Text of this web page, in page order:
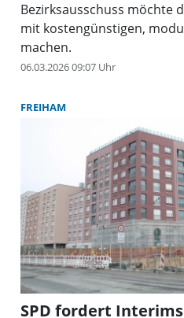
Bezirksausschuss möchte
mit kostengünstigen,
machen.
06.03.2026 09:07 Uhr
FREIHAM
SPD fordert